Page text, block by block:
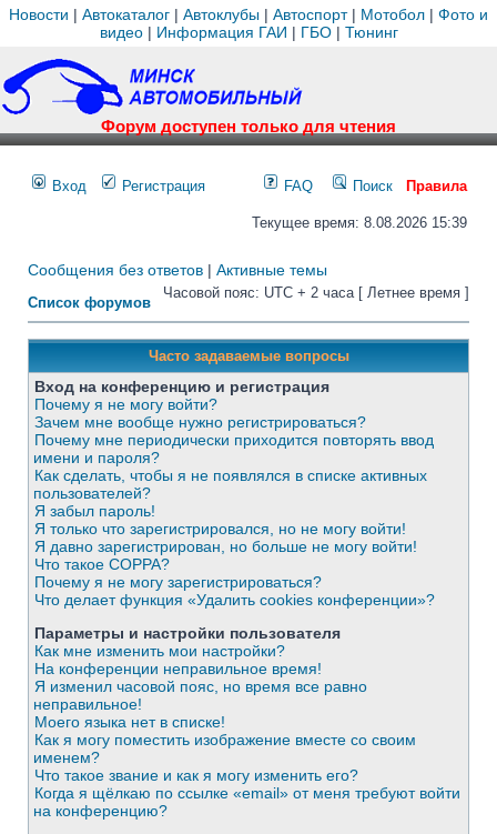
Новости | Автокаталог | Автоклубы | Автоспорт| Мотобол | Фото и
видео| Информация ГАИ | ГБО| Тюнинг
Форум доступен только для чтения
Вход Регистрация FAQ Поиск Правила
Текущее время: 8.08.2026 15:39
Сообщения без ответов | Активные темы
Список форумов
Часовой пояс: UTC + 2 часа [ Летнее время ]
Часто задаваемые вопросы
Вход на конференцию и регистрация
Почему я не могу войти?
Зачем мне вообще нужно регистрироваться?
Почему мне периодически приходится повторять ввод
имени и пароля?
Как сделать, чтобы я не появлялся в списке активных
пользователей?
Я забыл пароль!
Я только что зарегистрировался, но не могу войти!
Я давно зарегистрирован, но больше не могу войти!
Что такое COPPA?
Почему я не могу зарегистрироваться?
Что делает функция «Удалить cookies конференции»?
Параметры и настройки пользователя
Как мне изменить мои настройки?
На конференции неправильное время!
Я изменил часовой пояс, но время все равно
неправильное!
Моего языка нет в списке!
Как я могу поместить изображение вместе со своим
именем?
Что такое звание и как я могу изменить его?
Когда я щёлкаю по ссылке «email» от меня требуют войти
на конференцию?